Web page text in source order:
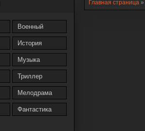
Главная страница »
Военный
История
Музыка
Триллер
Мелодрама
Фантастика